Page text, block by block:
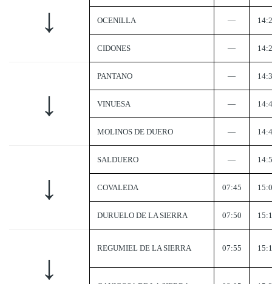
↓ OCENILLA —
CIDONES —
↓
PANTANO —
VINUESA —
MOLINOS DE DUERO —
↓
SALDUERO —
COVALEDA 07:45
DURUELO DE LA SIERRA 07:50
↓
REGUMIEL DE LA SIERRA 07:55